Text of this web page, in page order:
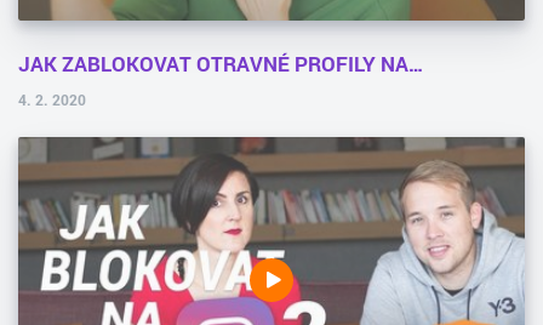
JAK ZABLOKOVAT OTRAVNÉ PROFILY NA…
4. 2. 2020